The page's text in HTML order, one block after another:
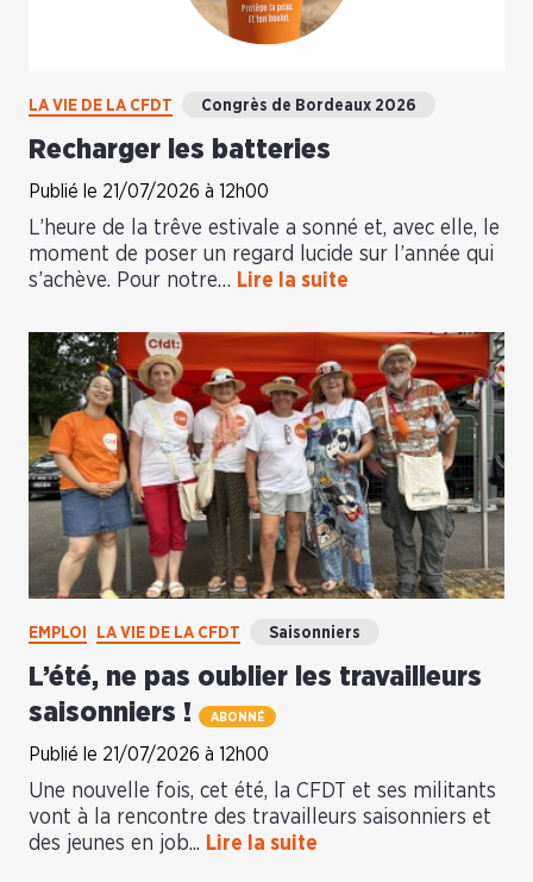
LA VIE DE LA CFDT Congrès de Bordeaux 2026
Recharger les batteries
Publié le 21/07/2026 à 12h00
L’heure de la trêve estivale a sonné et, avec elle, le
moment de poser un regard lucide sur l’année qui
s’achève. Pour notre… Lire la suite
EMPLOI LA VIE DE LA CFDT Saisonniers
L’été, ne pas oublier les travailleurs
saisonniers !
ABONNÉ
Publié le 21/07/2026 à 12h00
Une nouvelle fois, cet été, la CFDT et ses militants
vont à la rencontre des travailleurs saisonniers et
des jeunes en job... Lire la suite